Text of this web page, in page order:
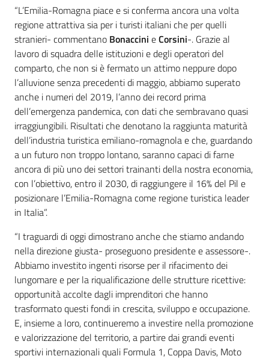
“L’Emilia-Romagna piace e si conferma ancora una volta
regione attrattiva sia per i turisti italiani che per quelli
stranieri- commentano Bonaccini eCorsini-. Grazie al
lavoro di squadra delle istituzioni e degli operatori del
comparto, che non si è fermato un attimo neppure dopo
l’alluvione senza precedenti di maggio, abbiamo superato
anche i numeri del 2019, l’anno dei record prima
dell’emergenza pandemica, con dati che sembravano quasi
irraggiungibili. Risultati che denotano la raggiunta maturità
dell’industria turistica emiliano-romagnola e che, guardando
a un futuro non troppo lontano, saranno capaci di farne
ancora di più uno dei settori trainanti della nostra economia,
con l’obiettivo, entro il 2030, di raggiungere il 16% del Pil e
posizionare l’Emilia-Romagna come regione turistica leader
in Italia”.
“I traguardi di oggi dimostrano anche che stiamo andando
nella direzione giusta- proseguono presidente e assessore-.
Abbiamo investito ingenti risorse per il rifacimento dei
lungomare e per la riqualificazione delle strutture ricettive:
opportunità accolte dagli imprenditori che hanno
trasformato questi fondi in crescita, sviluppo e occupazione.
E, insieme a loro, continueremo a investire nella promozione
e valorizzazione del territorio, a partire dai grandi eventi
sportivi internazionali quali Formula 1, Coppa Davis, Moto